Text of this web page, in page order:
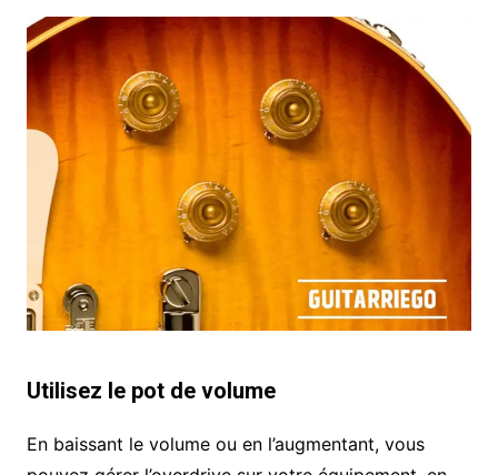
Utilisez le pot de volume
En baissant le volume ou en l’augmentant, vous